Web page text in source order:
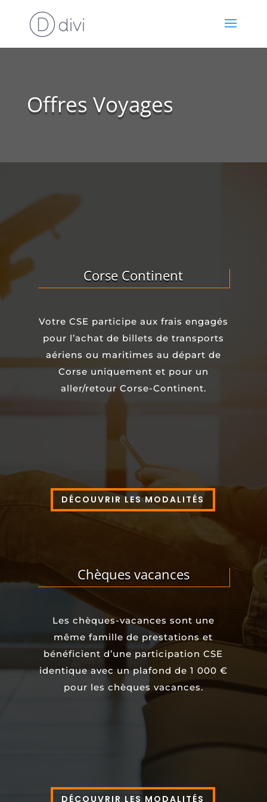
Offres Voyages
Corse Continent
Votre CSE participe aux frais engagés
pour l’achat de billets de transports
aériens ou maritimes au départ de
Corse uniquement et pour un
aller/retour Corse-Continent.
DÉCOUVRIR LES MODALITÉS
Chèques vacances
Les chèques‐vacances sont une
même famille de prestations et
bénéficient d’une participation CSE
identique avec un plafond de 1 000 €
pour les chèques vacances.
DÉCOUVRIR LES MODALITÉS